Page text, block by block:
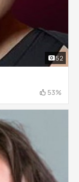
53%
52